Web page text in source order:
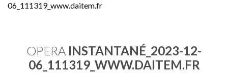
06_111319_www.daitem.fr
OPERA INSTANTANÉ_2023-12-
06_111319_WWW.DAITEM.FR